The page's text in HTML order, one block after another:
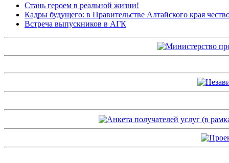
Стань героем в реальной жизни!
Кадры будущего: в Правительстве Алтайского края
Встреча выпускников в АГК